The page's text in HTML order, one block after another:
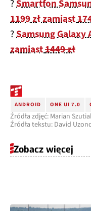
1199 zł zamiast
?Samsung Galaxy
zamiast1449 zł
ANDROID ONE UI 7.0
Źródła zdjęć: Marian
Źródła tekstu: David
Zobacz więcej